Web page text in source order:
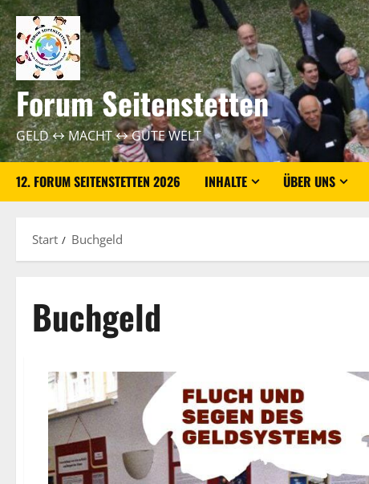
Zum
Inhalt
springen
Forum Seitenstetten
GELD ↔ MACHT ↔ GUTE WELT
12. FORUM SEITENSTETTEN 2026 INHALTE ÜBER UNS
Start Buchgeld
Buchgeld